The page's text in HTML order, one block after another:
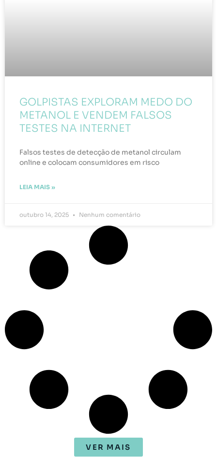
GOLPISTAS EXPLORAM MEDO DO
METANOL E VENDEM FALSOS
TESTES NA INTERNET
Falsos testes de detecção de metanol circulam
online e colocam consumidores em risco
LEIA MAIS »
outubro 14, 2025 Nenhum comentário
VER MAIS